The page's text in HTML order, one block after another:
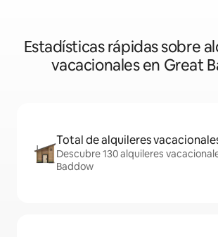
Estadísticas rápidas sobre
vacacionales en Great
Total de alquileres
Descubre 130 alquileres
Baddow